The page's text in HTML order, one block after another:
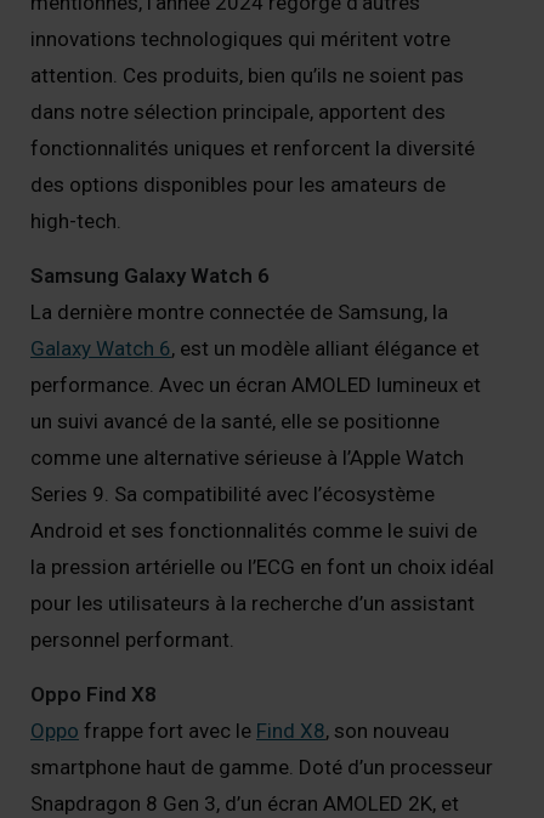
innovations technologiques qui méritent votre
attention. Ces produits, bien qu’ils ne soient pas
dans notre sélection principale, apportent des
fonctionnalités uniques et renforcent la diversité
des options disponibles pour les amateurs de
high-tech.
Samsung Galaxy Watch 6
La dernière montre connectée de Samsung, la
Galaxy Watch 6, est un modèle alliant élégance et
performance. Avec un écran AMOLED lumineux et
un suivi avancé de la santé, elle se positionne
comme une alternative sérieuse à l’Apple Watch
Series 9. Sa compatibilité avec l’écosystème
Android et ses fonctionnalités comme le suivi de
la pression artérielle ou l’ECG en font un choix idéal
pour les utilisateurs à la recherche d’un assistant
personnel performant.
Oppo Find X8
Oppo frappe fort avec le Find X8, son nouveau
smartphone haut de gamme. Doté d’un processeur
Snapdragon 8 Gen 3, d’un écran AMOLED 2K, et